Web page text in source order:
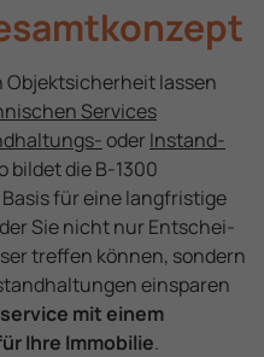
Objekt­sicherheit lassen
Services
oder Instand­
bildet die B-1300
für eine lang­fristige
Sie nicht nur Entschei­
treffen können, sondern
einsparen
mit einem
Ihre Immobilie.